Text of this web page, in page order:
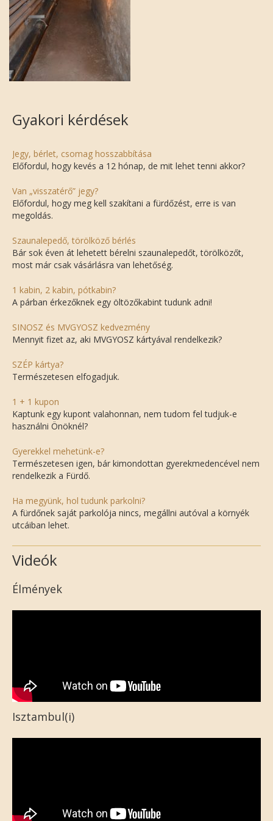
Gyakori kérdések
Jegy, bérlet, csomag hosszabbítása
Előfordul, hogy kevés a 12 hónap, de mit lehet tenni akkor?
Van „visszatérő” jegy?
Előfordul, hogy meg kell szakítani a fürdőzést, erre is van
megoldás.
Szaunalepedő, törölköző bérlés
Bár sok éven át lehetett bérelni szaunalepedőt, törölközőt,
most már csak vásárlásra van lehetőség.
1 kabin, 2 kabin, pótkabin?
A párban érkezőknek egy öltözőkabint tudunk adni!
SINOSZ és MVGYOSZ kedvezmény
Mennyit fizet az, aki MVGYOSZ kártyával rendelkezik?
SZÉP kártya?
Természetesen elfogadjuk.
1 + 1 kupon
Kaptunk egy kupont valahonnan, nem tudom fel tudjuk-e
használni Önöknél?
Gyerekkel mehetünk-e?
Természetesen igen, bár kimondottan gyerekmedencével nem
rendelkezik a Fürdő.
Ha megyünk, hol tudunk parkolni?
A fürdőnek saját parkolója nincs, megállni autóval a környék
utcáiban lehet.
Videók
Élmények
Isztambul(i)